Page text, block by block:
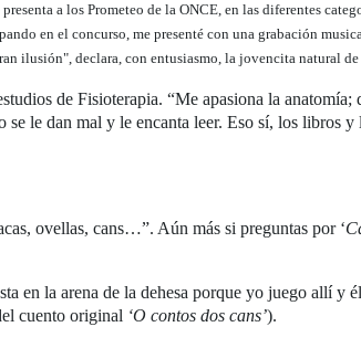
a los Prometeo de la ONCE, en las diferentes
en el concurso, me presenté con una grabación
ilusión", declara, con entusiasmo, la jovencita natural
de Fisioterapia. “Me apasiona la anatomía;
le dan mal y le encanta leer. Eso sí, los libros y
ovellas, cans…”. Aún más si preguntas por ‘
en la arena de la dehesa porque yo juego allí y
cuento original ‘O contos dos cans’).